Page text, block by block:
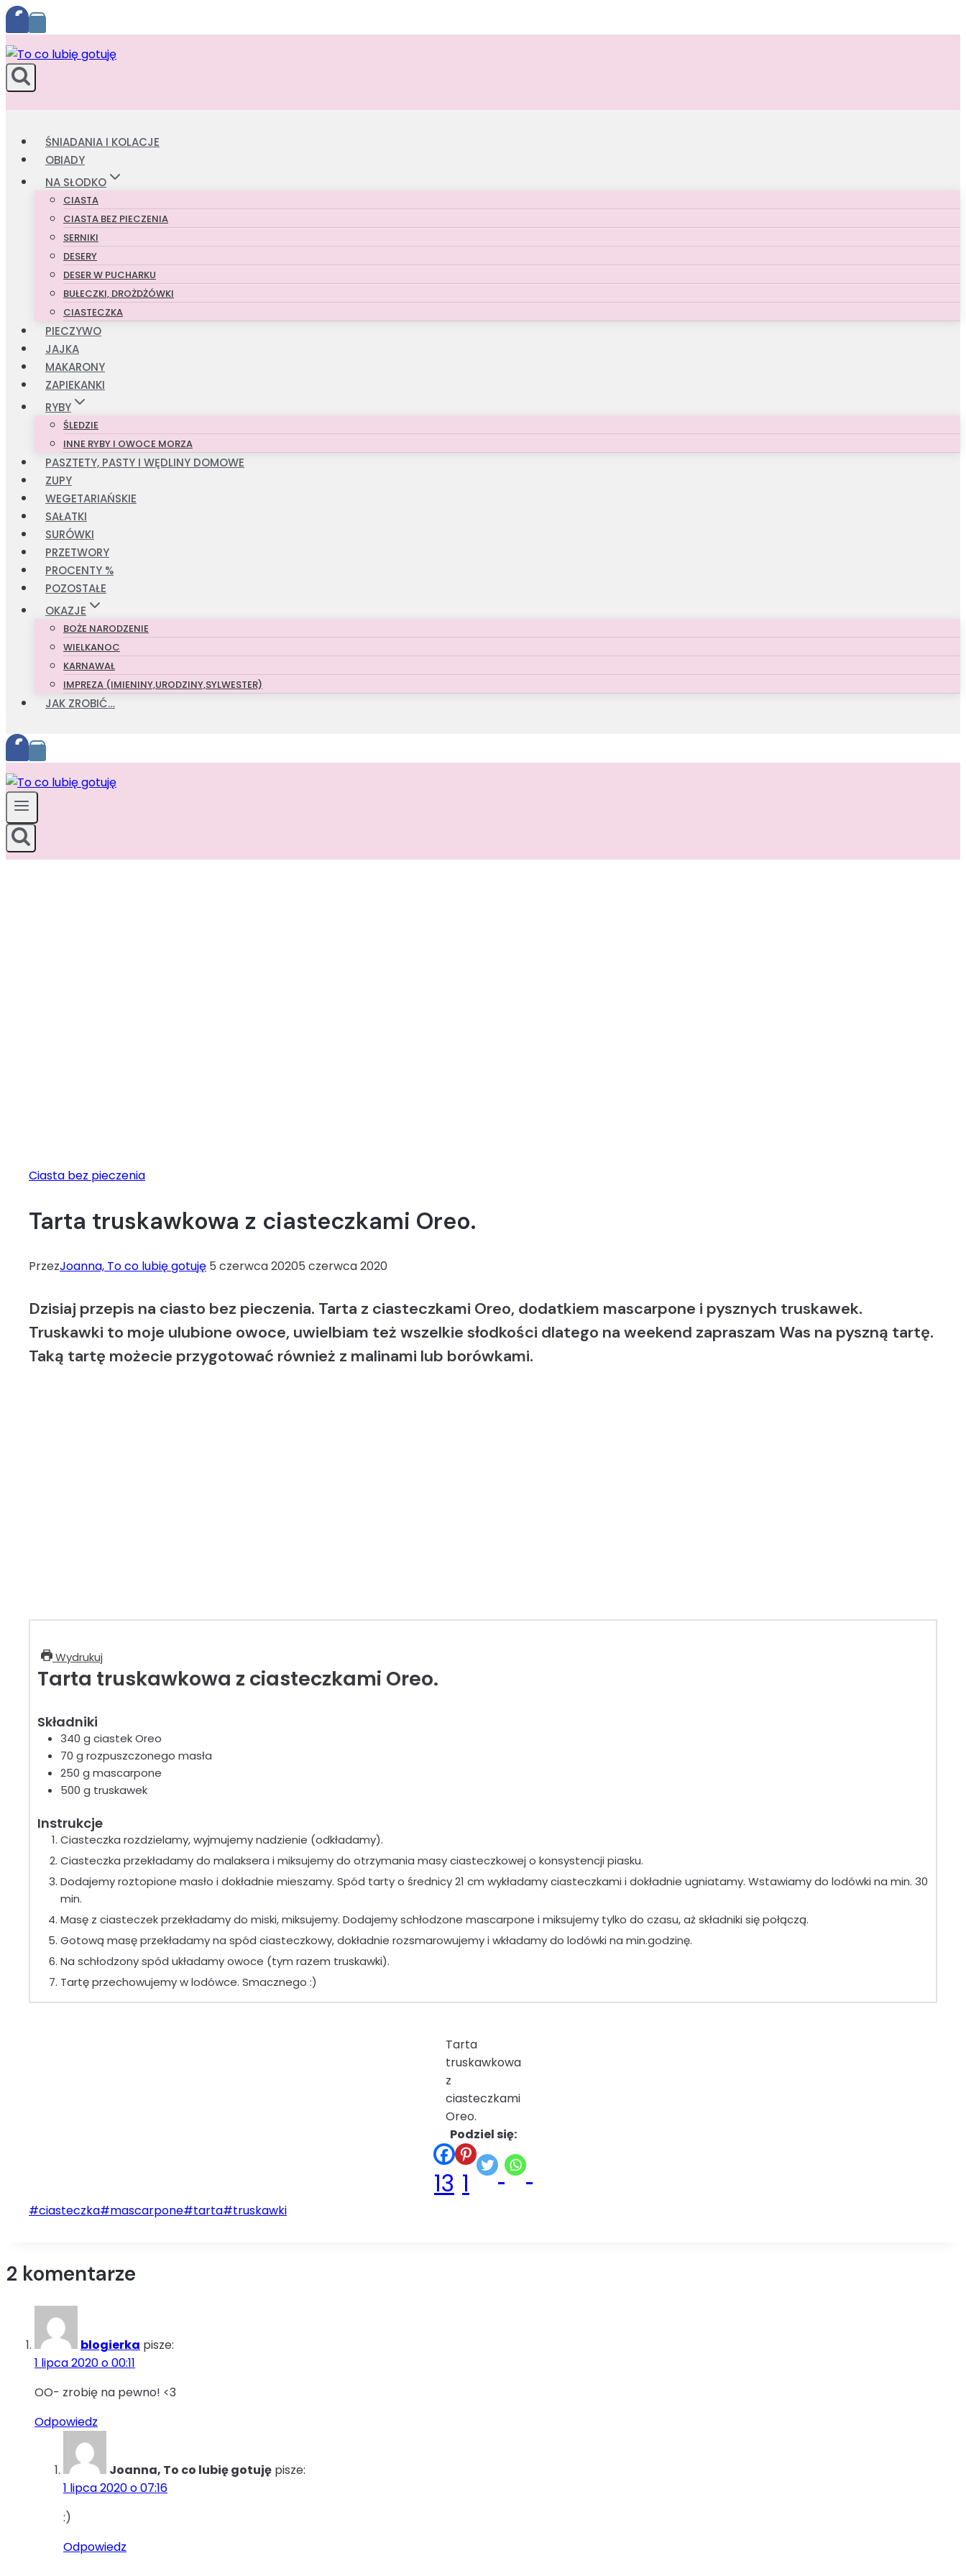
Przejdź
do
treści
ŚNIADANIA I KOLACJE
OBIADY
NA SŁODKO
CIASTA
CIASTA BEZ PIECZENIA
SERNIKI
DESERY
DESER W PUCHARKU
BUŁECZKI, DROŻDŻÓWKI
CIASTECZKA
PIECZYWO
JAJKA
MAKARONY
ZAPIEKANKI
RYBY
ŚLEDZIE
INNE RYBY I OWOCE MORZA
PASZTETY, PASTY I WĘDLINY DOMOWE
ZUPY
WEGETARIAŃSKIE
SAŁATKI
SURÓWKI
PRZETWORY
PROCENTY %
POZOSTAŁE
OKAZJE
BOŻE NARODZENIE
WIELKANOC
KARNAWAŁ
IMPREZA (IMIENINY,URODZINY,SYLWESTER)
JAK ZROBIĆ…
Ciasta bez pieczenia
Tarta truskawkowa z ciasteczkami Oreo.
PrzezJoanna, To co lubię gotuję 5 czerwca 20205 czerwca 2020
Dzisiaj przepis na ciasto bez pieczenia. Tarta z ciasteczkami Oreo, dodatkiem mascarpone i pysznych truskawek.
Truskawki to moje ulubione owoce, uwielbiam też wszelkie słodkości dlatego na weekend zapraszam Was na pyszną tartę.
Taką tartę możecie przygotować również z malinami lub borówkami.
Wydrukuj
Tarta truskawkowa z ciasteczkami Oreo.
Składniki
340 g ciastek Oreo
70 g rozpuszczonego masła
250 g mascarpone
500 g truskawek
Instrukcje
Ciasteczka rozdzielamy, wyjmujemy nadzienie (odkładamy).
Ciasteczka przekładamy do malaksera i miksujemy do otrzymania masy ciasteczkowej o konsystencji piasku.
Dodajemy roztopione masło i dokładnie mieszamy. Spód tarty o średnicy 21 cm wykładamy ciasteczkami i dokładnie ugniatamy. Wstawiamy do lodówki na min. 30
min.
Masę z ciasteczek przekładamy do miski, miksujemy. Dodajemy schłodzone mascarpone i miksujemy tylko do czasu, aż składniki się połączą.
Gotową masę przekładamy na spód ciasteczkowy, dokładnie rozsmarowujemy i wkładamy do lodówki na min.godzinę.
Na schłodzony spód układamy owoce (tym razem truskawki).
Tartę przechowujemy w lodówce. Smacznego :)
Tarta
truskawkowa
z
ciasteczkami
Oreo.
Podziel się:
13 1
Tagi
#ciasteczka#mascarpone#tarta#truskawki
2 komentarze
blogierka pisze:
1 lipca 2020 o 00:11
OO- zrobię na pewno! <3
Odpowiedz
Joanna, To co lubię gotuję pisze:
1 lipca 2020 o 07:16
:)
Odpowiedz